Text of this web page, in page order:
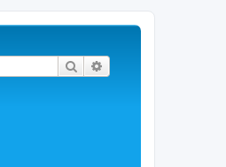
Rechercher